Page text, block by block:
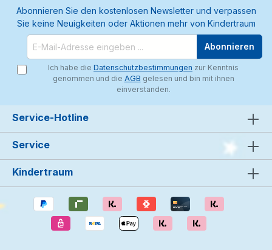
Abonnieren Sie den kostenlosen Newsletter und verpassen
Sie keine Neuigkeiten oder Aktionen mehr von Kindertraum
Abonnieren
Ich habe die Datenschutzbestimmungen zur Kenntnis
genommen und die AGB gelesen und bin mit ihnen
einverstanden.
Service-Hotline
Service
Kindertraum